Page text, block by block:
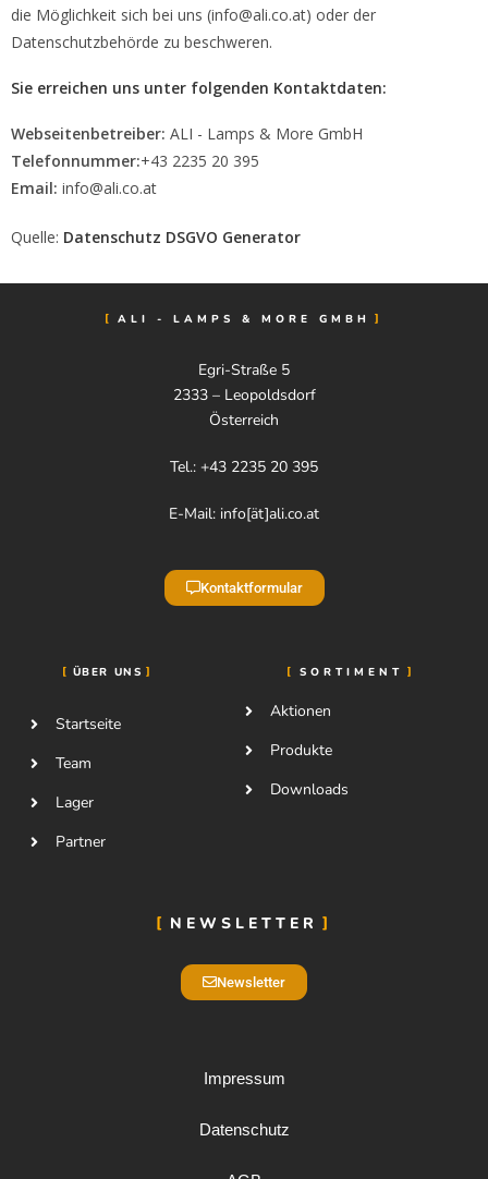
die Möglichkeit sich bei uns (info@ali.co.at) oder der
Datenschutzbehörde zu beschweren.
Sie erreichen uns unter folgenden Kontaktdaten:
Webseitenbetreiber: ALI - Lamps & More GmbH
Telefonnummer:+43 2235 20 395
Email: info@ali.co.at
Quelle: Datenschutz DSGVO Generator
ALI - LAMPS & MORE GMBH
Egri-Straße 5
2333 – Leopoldsdorf
Österreich
Tel.: +43 2235 20 395
E-Mail: info[ät]ali.co.at
Kontaktformular
ÜBER UNS
Startseite
Team
Lager
Partner
SORTIMENT
Aktionen
Produkte
Downloads
NEWSLETTER
Newsletter
Impressum
Datenschutz